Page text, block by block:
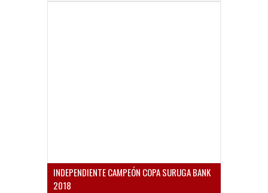
INDEPENDIENTE CAMPEÓN COPA SURUGA BANK
2018